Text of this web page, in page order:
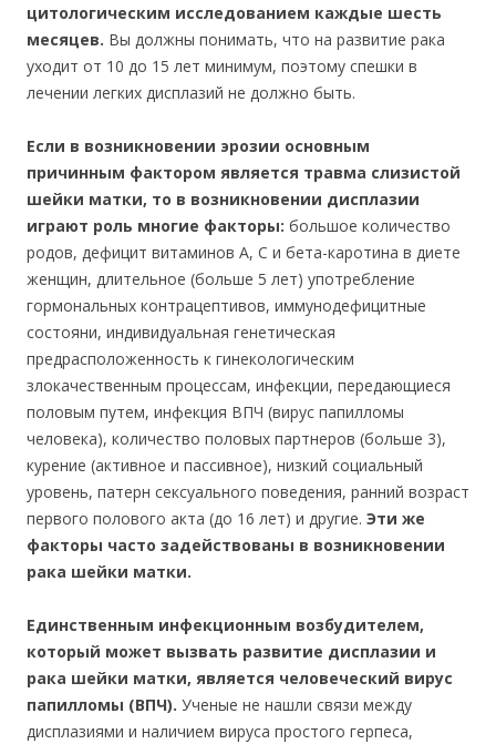
цитологическим исследованием каждые шесть
месяцев. Вы должны понимать, что на развитие рака
уходит от 10 до 15 лет минимум, поэтому спешки в
лечении легких дисплазий не должно быть.
Если в возникновении эрозии основным
причинным фактором является травма слизистой
шейки матки, то в возникновении дисплазии
играют роль многие факторы: большое количество
родов, дефицит витаминов А, С и бета-каротина в диете
женщин, длительное (больше 5 лет) употребление
гормональных контрацептивов, иммунодефицитные
состояни, индивидуальная генетическая
предрасположенность к гинекологическим
злокачественным процессам, инфекции, передающиеся
половым путем, инфекция ВПЧ (вирус папилломы
человека), количество половых партнеров (больше 3),
курение (активное и пассивное), низкий социальный
уровень, патерн сексуального поведения, ранний возраст
первого полового акта (до 16 лет) и другие. Эти же
факторы часто задействованы в возникновении
рака шейки матки.
Единственным инфекционным возбудителем,
который может вызвать развитие дисплазии и
рака шейки матки, является человеческий вирус
папилломы (ВПЧ). Ученые не нашли связи между
дисплазиями и наличием вируса простого герпеса,